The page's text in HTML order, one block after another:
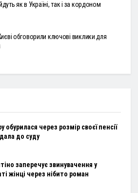
як в Україні, так і за кордоном
обговорили ключові виклики для
обурилася через розмір своєї пенсії
до суду
заперечує звинувачення у
жінці через нібито роман